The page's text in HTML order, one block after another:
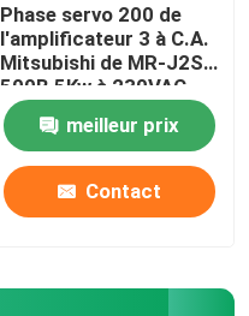
Phase servo 200 de
l'amplificateur 3 à C.A.
Mitsubishi de MR-J2S-
500B 5Kw à 230VAC
50/60Hz
meilleur prix
Contact